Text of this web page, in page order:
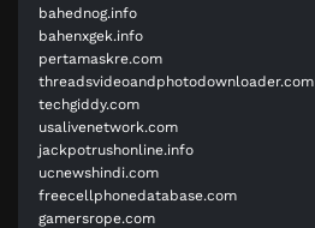
bahednog.info
bahenxgek.info
pertamaskre.com
threadsvideoandphotodownloader.com
techgiddy.com
usalivenetwork.com
jackpotrushonline.info
ucnewshindi.com
freecellphonedatabase.com
gamersrope.com